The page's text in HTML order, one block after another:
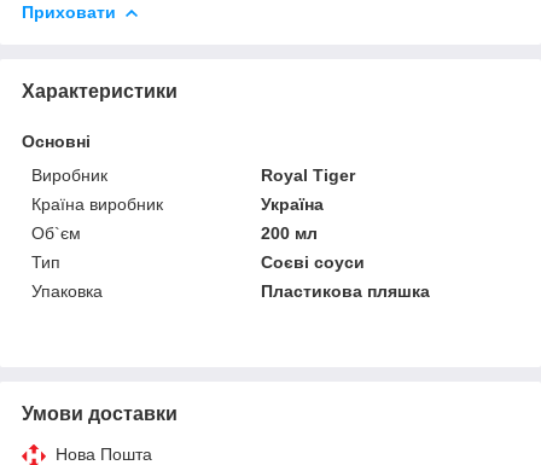
Приховати
Характеристики
Основні
Виробник
Royal Tiger
Країна виробник
Україна
Об`єм
200 мл
Тип
Соєві соуси
Упаковка
Пластикова пляшка
Умови доставки
Нова Пошта